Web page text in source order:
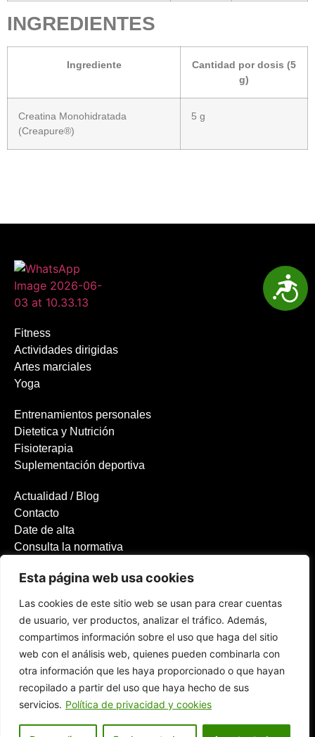
Esta página web usa cookies
Las cookies de este sitio web se usan para crear cuentas
de usuario, ver productos, analizar el tráfico. Además,
compartimos información sobre el uso que haga del sitio
web con el análisis web, quienes pueden combinarla con
otra información que les haya proporcionado o que hayan
recopilado a partir del uso que haya hecho de sus
servicios. Política de privacidad y cookies
INGREDIENTES
Ingrediente
Cantidad por dosis (5
g)
Creatina Monohidratada
(Creapure®)
5 g
Fitness
Actividades dirigidas
Artes marciales
Yoga
Entrenamientos personales
Dietetica y Nutrición
Fisioterapia
Suplementación deportiva
Actualidad / Blog
Contacto
Date de alta
Consulta la normativa